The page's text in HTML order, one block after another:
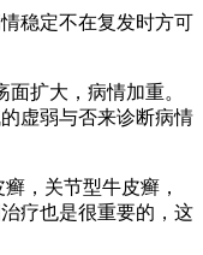
稳定不在复发时方可
扩大，病情加重。
虚弱与否来诊断病情
，关节型牛皮癣，
疗也是很重要的，这